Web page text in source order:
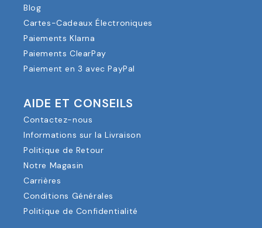
Blog
Cartes-Cadeaux Électroniques
Paiements Klarna
Paiements ClearPay
Paiement en 3 avec PayPal
AIDE ET CONSEILS
Contactez-nous
Informations sur la Livraison
Politique de Retour
Notre Magasin
Carrières
Conditions Générales
Politique de Confidentialité